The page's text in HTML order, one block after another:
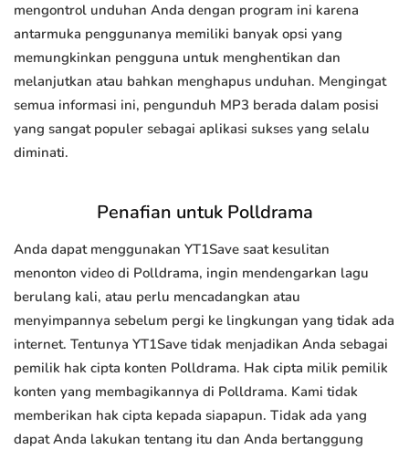
mengontrol unduhan Anda dengan program ini karena
antarmuka penggunanya memiliki banyak opsi yang
memungkinkan pengguna untuk menghentikan dan
melanjutkan atau bahkan menghapus unduhan. Mengingat
semua informasi ini, pengunduh MP3 berada dalam posisi
yang sangat populer sebagai aplikasi sukses yang selalu
diminati.
Penafian untuk Polldrama
Anda dapat menggunakan YT1Save saat kesulitan
menonton video di Polldrama, ingin mendengarkan lagu
berulang kali, atau perlu mencadangkan atau
menyimpannya sebelum pergi ke lingkungan yang tidak ada
internet. Tentunya YT1Save tidak menjadikan Anda sebagai
pemilik hak cipta konten Polldrama. Hak cipta milik pemilik
konten yang membagikannya di Polldrama. Kami tidak
memberikan hak cipta kepada siapapun. Tidak ada yang
dapat Anda lakukan tentang itu dan Anda bertanggung